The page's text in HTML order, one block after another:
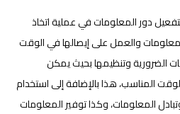
دور المعلومات في عملية اتخاذ
والعمل على إيصالها في الوقت
الضرورية وتنظيمها بحيث يمكن
المناسب، هذا بالإضافة إلى استخدام
المعلومات، وكذا توفير المعلومات